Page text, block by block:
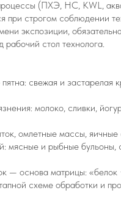
(ПХЭ, HC, KWL,
при строгом соблюдении
экспозиции,
стол технолога.
свежая и застарелая
молоко, сливки,
омлетные массы, яичные
мясные и рыбные бульоны,
— основа матрицы:
схеме обработки и